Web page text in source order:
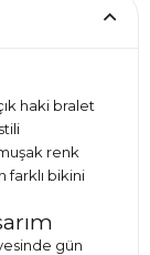
haki bralet
renk
farklı bikini
gün